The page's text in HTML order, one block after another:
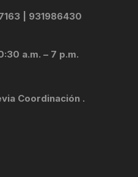
| 931986430
a.m. – 7 p.m.
Coordinación .